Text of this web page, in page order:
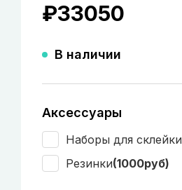
₽33050
В наличии
Аксессуары
Наборы для склейки
Резинки(1000руб)